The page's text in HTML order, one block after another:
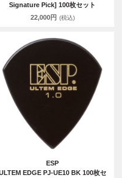
Signature Pick] 100枚セット
22,000円 (税込)
ESP
EDGE PJ-UE10 BK 100枚セ